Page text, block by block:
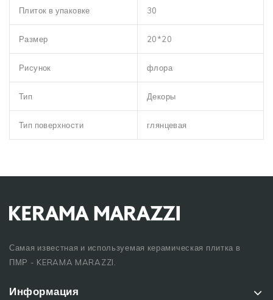
Плиток в упаковке 30
Размер 20*20
Рисунок флора
Тип Декоры
Тип поверхности глянцевая
Самая известная и используемая керамическая плитка в
ПМР - KERAMA MARAZZI.
Информация